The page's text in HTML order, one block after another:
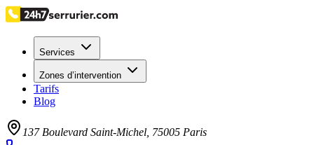
Services
Zones d’intervention
Tarifs
Blog
137 Boulevard Saint-Michel 75005 Paris